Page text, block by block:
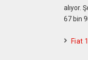
alıyor.
67 bin
Fiat